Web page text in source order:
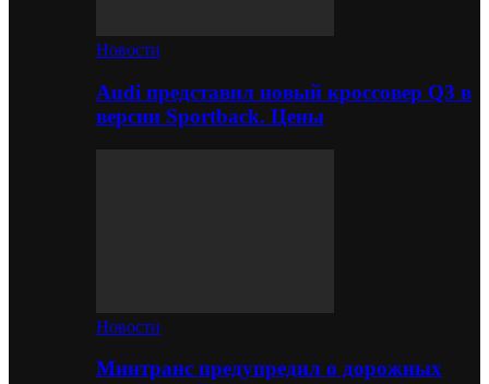
Новости
Audi представил новый кроссовер Q3 в
версии Sportback. Цены
Новости
Минтранс предупредил о дорожных